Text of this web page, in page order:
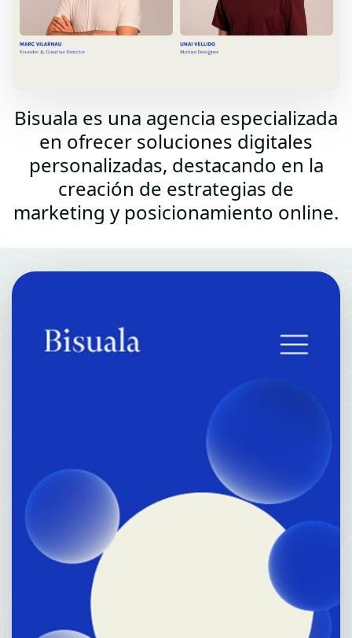
Bisuala es una agencia especializada
en ofrecer soluciones digitales
personalizadas, destacando en la
creación de estrategias de
marketing y posicionamiento online.